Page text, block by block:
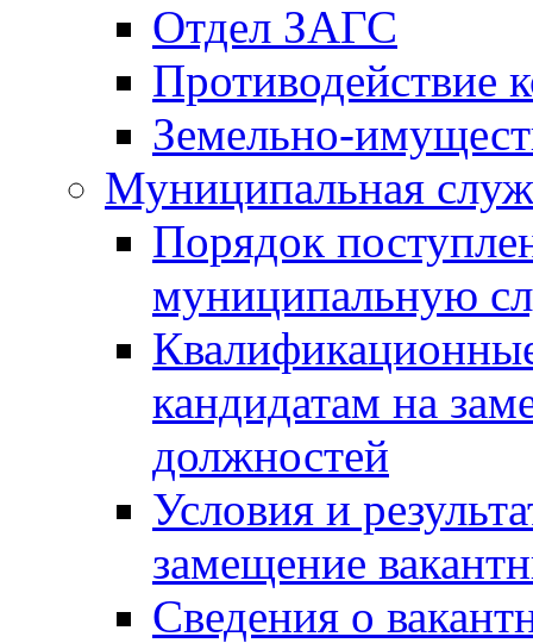
Отдел ЗАГС
Противодействие
Земельно-
Муниципальная
Порядок
муниципальную
кандидатам на
должностей
Условия и
замещение
Сведения о